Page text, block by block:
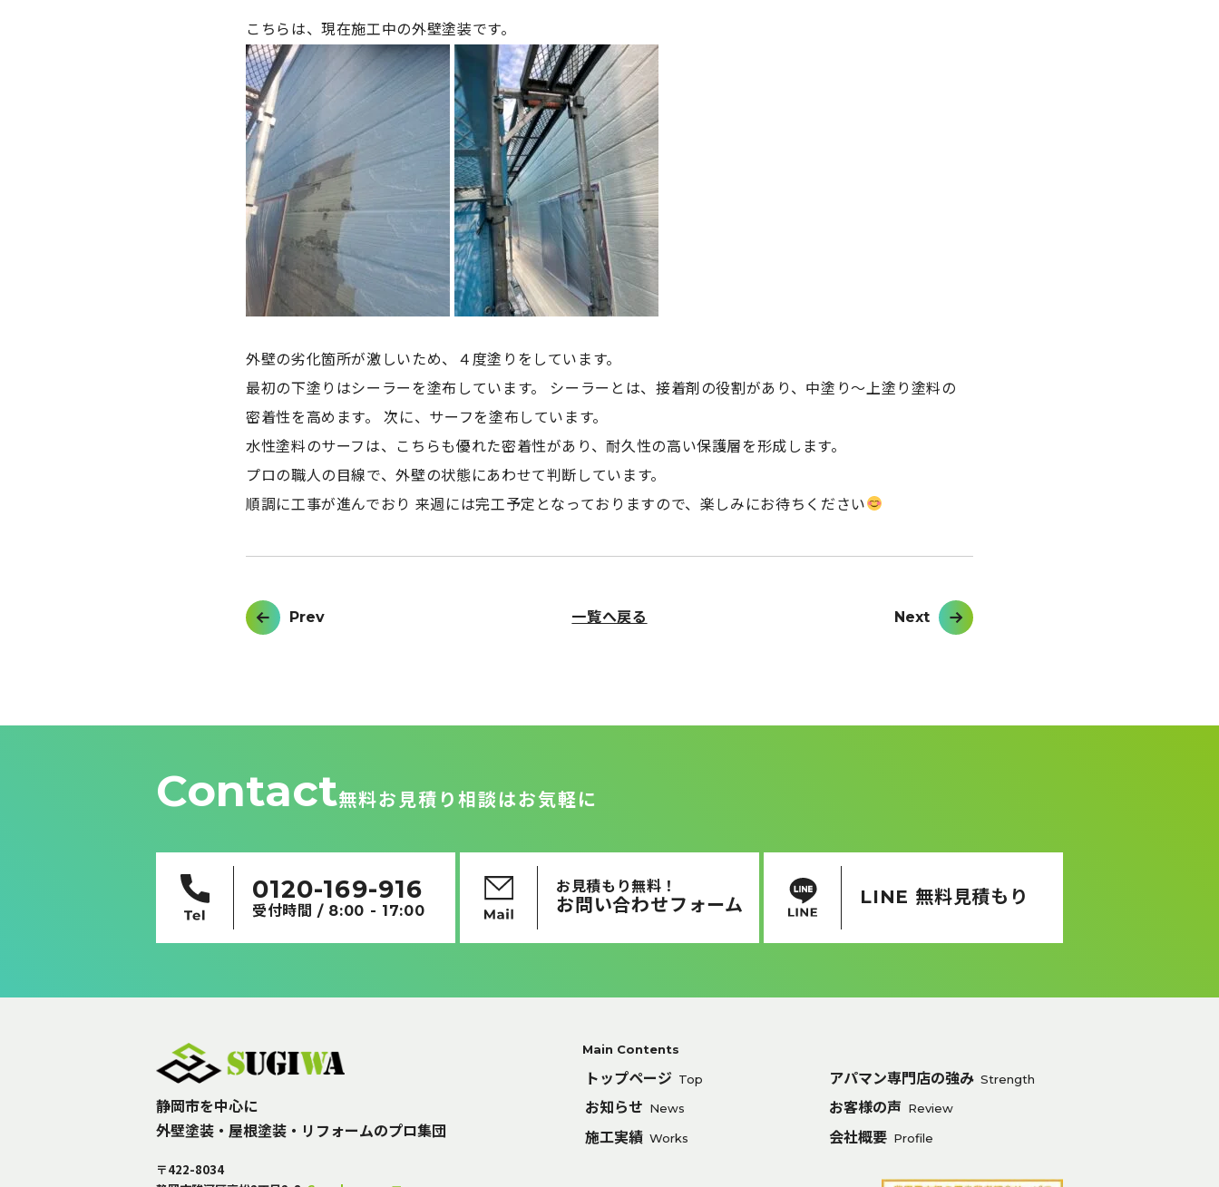
こちらは、現在施工中の外壁塗装です。
外壁の劣化箇所が激しいため、４度塗りをしています。
最初の下塗りはシーラーを塗布しています。 シーラーとは、接着剤の役割があり、中塗り～上塗り塗料の
密着性を高めます。 次に、サーフを塗布しています。
水性塗料のサーフは、こちらも優れた密着性があり、耐久性の高い保護層を形成します。
プロの職人の目線で、外壁の状態にあわせて判断しています。
順調に工事が進んでおり 来週には完工予定となっておりますので、楽しみにお待ちください
投
稿
ョ
Prev Next
一覧へ戻る
Contact無料お見積り相談はお気軽に
0120-169-916
受付時間 / 8:00 - 17:00
お見積もり無料！
お問い合わせフォーム LINE 無料見積もり
静岡市を中心に
外壁塗装・屋根塗装・リフォームのプロ集団
〒422-8034
Main Contents
トップページ Top アパマン専門店の強み Strength
お知らせ News お客様の声 Review
施工実績 Works 会社概要 Profile